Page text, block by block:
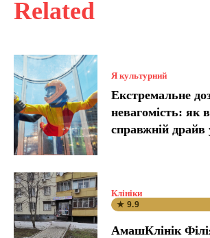
Related
Я культурний
Екстремальне
невагомість: як
справжній драйв
Клініки
★ 9.9
АмашКлінік